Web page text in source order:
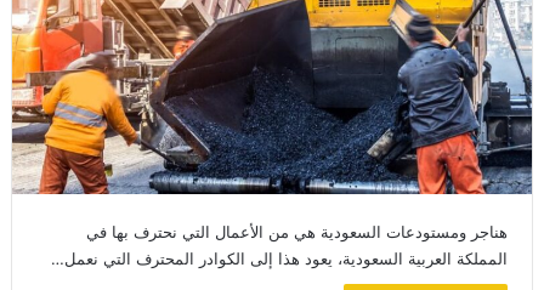
هناجر ومستودعات السعودية هي من الأعمال التي نحترف بها في
المملكة العربية السعودية، يعود هذا إلى الكوادر المحترف التي نعمل…